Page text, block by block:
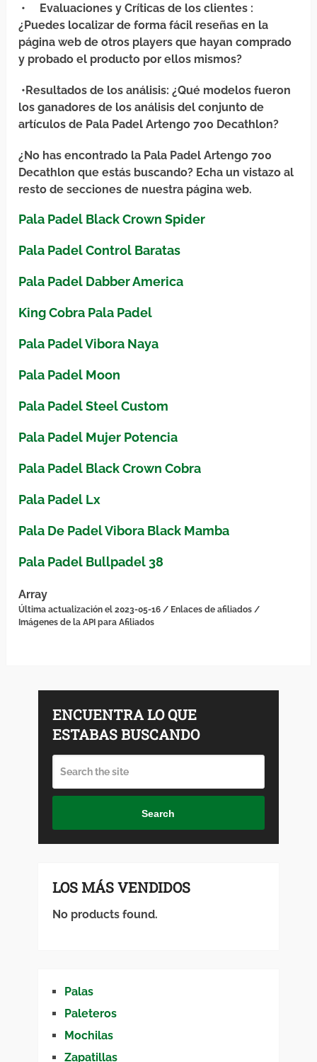
• Evaluaciones y Críticas de los clientes :
¿Puedes localizar de forma fácil reseñas en la
página web de otros players que hayan comprado
y probado el producto por ellos mismos?
• Resultados de los análisis: ¿Qué modelos fueron
los ganadores de los análisis del conjunto de
artículos de Pala Padel Artengo 700 Decathlon?
¿No has encontrado la Pala Padel Artengo 700
Decathlon que estás buscando? Echa un vistazo al
resto de secciones de nuestra página web.
Pala Padel Black Crown Spider
Pala Padel Control Baratas
Pala Padel Dabber America
King Cobra Pala Padel
Pala Padel Vibora Naya
Pala Padel Moon
Pala Padel Steel Custom
Pala Padel Mujer Potencia
Pala Padel Black Crown Cobra
Pala Padel Lx
Pala De Padel Vibora Black Mamba
Pala Padel Bullpadel 38
Array
Última actualización el 2023-05-16 / Enlaces de afiliados /
Imágenes de la API para Afiliados
ENCUENTRA LO QUE
ESTABAS BUSCANDO
Search
LOS MÁS VENDIDOS
No products found.
Palas
Paleteros
Mochilas
Zapatillas